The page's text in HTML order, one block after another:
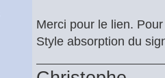
Merci pour le lien.
Style absorption du